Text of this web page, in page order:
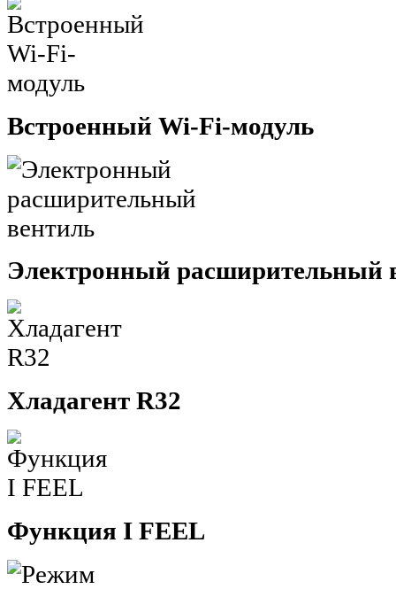
Встроенный Wi-Fi-модуль
Электронный расширительный
Хладагент R32
Функция I FEEL